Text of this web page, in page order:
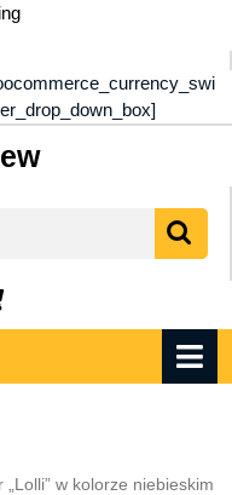
shopping
cart
„Lolli” w kolorze niebieskim